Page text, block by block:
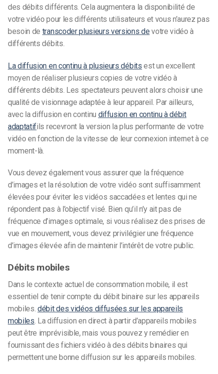
des débits différents. Cela augmentera la disponibilité de
votre vidéo pour les différents utilisateurs et vous n’aurez pas
besoin de transcoder plusieurs versions de votre vidéo à
différents débits.
La diffusion en continu à plusieurs débits est un excellent
moyen de réaliser plusieurs copies de votre vidéo à
différents débits. Les spectateurs peuvent alors choisir une
qualité de visionnage adaptée à leur appareil. Par ailleurs,
avec la diffusion en continu diffusion en continu à débit
adaptatifils recevront la version la plus performante de votre
vidéo en fonction de la vitesse de leur connexion internet à ce
moment-là.
Vous devez également vous assurer que la fréquence
d’images et la résolution de votre vidéo sontsuffisamment
élevées pour éviter les vidéos saccadées et lentes qui ne
répondent pas à l’objectif visé. Bien qu’il n’y ait pas de
fréquence d’images optimale, si vous réalisez des prises de
vue en mouvement, vous devez privilégier une fréquence
d’images élevée afin de maintenir l’intérêt de votre public.
Débits mobiles
Dans le contexte actuel de consommation mobile, il est
essentiel de tenir compte du débit binaire sur les appareils
mobiles.débit des vidéos diffusées sur les appareils
mobiles . La diffusion en direct à partir d’appareils mobiles
peut être imprévisible, mais vous pouvez y remédier en
fournissant des fichiers vidéo à des débits binaires qui
permettent une bonne diffusion sur les appareils mobiles.